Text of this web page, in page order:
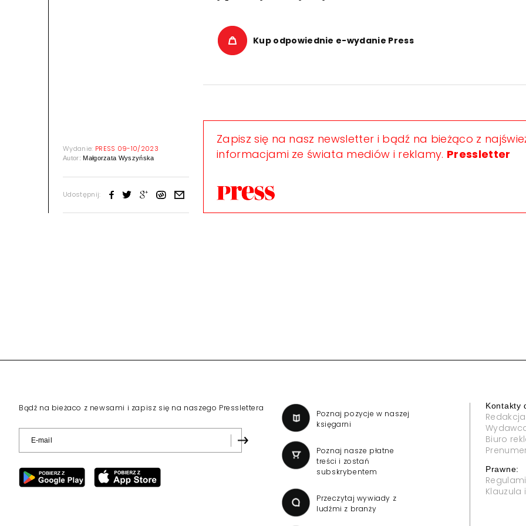
Wydanie: PRESS 09-10/2023
Autor:Małgorzata Wyszyńska
Udostępnij:
Kup odpowiednie e-wydanie Press
Zapisz się na nasz newsletter i bądź na bieżąco z
informacjami ze świata mediów i reklamy. Pressletter
Bądź na bieżaco z newsami i zapisz się na naszego Presslettera
Poznaj pozycje w naszej
księgarni
Poznaj nasze płatne
treści i zostań
subskrybentem
Przeczytaj wywiady z
ludźmi z branży
Kontakty
Redakcja
Biuro
Prawne: